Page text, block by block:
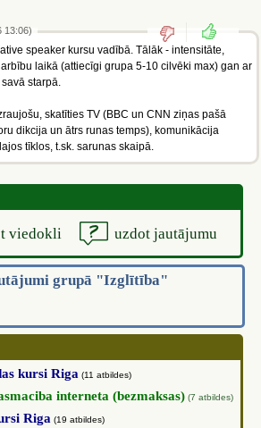
13:06)
speaker kursu vadībā. Tālāk - intensitāte,
laikā (attiecīgi grupa 5-10 cilvēki max) gan ar
starpā.
skatīties TV (BBC un CNN ziņas pašā
dikcija un ātrs runas temps), komunikācija
tīklos, t.sk. sarunas skaipā.
viedokli uzdot jautājumu
grupā "Izglītība"
kursi Riga (11 atbildes)
interneta (bezmaksas) (7 atbildes)
Riga (19 atbildes)